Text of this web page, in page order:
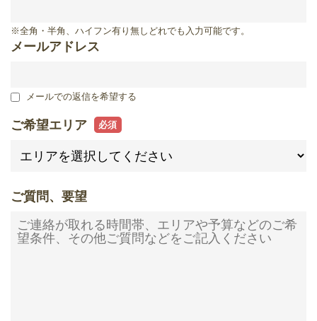
※全角・半角、ハイフン有り無しどれでも入力可能です。
メールアドレス
メールでの返信を希望する
ご希望エリア
ご質問、要望